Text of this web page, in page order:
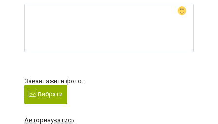
Завантажити фото:
Вибрати
Авторизуватись